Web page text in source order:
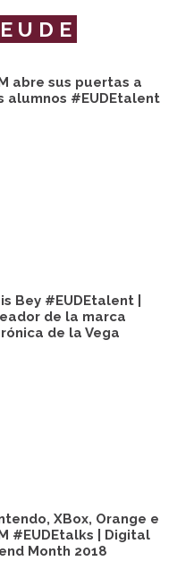
EUDE
abre sus puertas a
alumnos #EUDEtalent
Bey #EUDEtalent |
de la marca
de la Vega
XBox, Orange e
#EUDEtalks | Digital
Month 2018